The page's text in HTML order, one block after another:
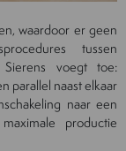
waardoor er geen
tussen
voegt toe:
parallel naast elkaar
naar een
productie